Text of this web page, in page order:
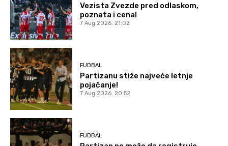
Vezista Zvezde pred odlaskom,
poznata i cena!
7 Aug 2026. 21:02
FUDBAL
Partizanu stiže najveće letnje
pojačanje!
7 Aug 2026. 20:52
FUDBAL